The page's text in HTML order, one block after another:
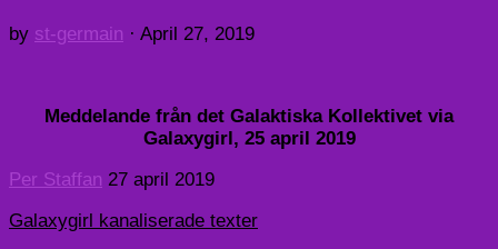
by st-germain · April 27, 2019
Meddelande från det Galaktiska Kollektivet via
Galaxygirl, 25 april 2019
Per Staffan 27 april 2019
Galaxygirl kanaliserade texter